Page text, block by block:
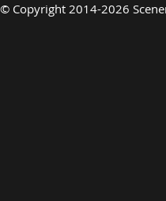
© Copyright 2014-2026